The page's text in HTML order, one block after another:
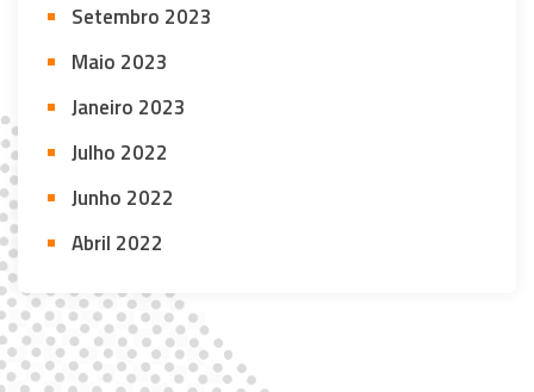
Setembro 2023
Maio 2023
Janeiro 2023
Julho 2022
Junho 2022
Abril 2022